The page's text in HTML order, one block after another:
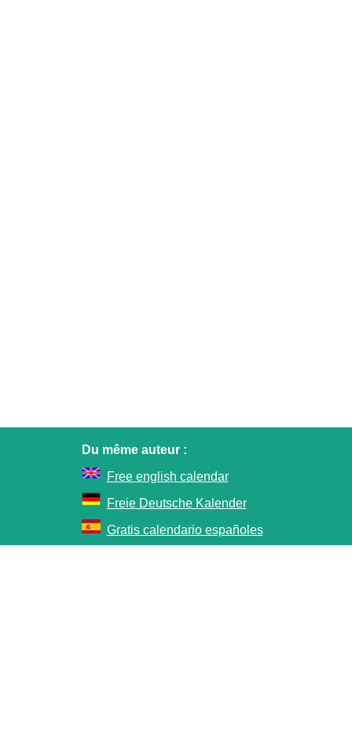
Du même auteur :
Free english calendar
Freie Deutsche Kalender
Gratis calendario españoles